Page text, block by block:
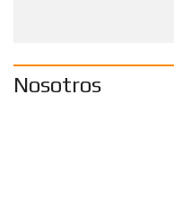
Nosotros